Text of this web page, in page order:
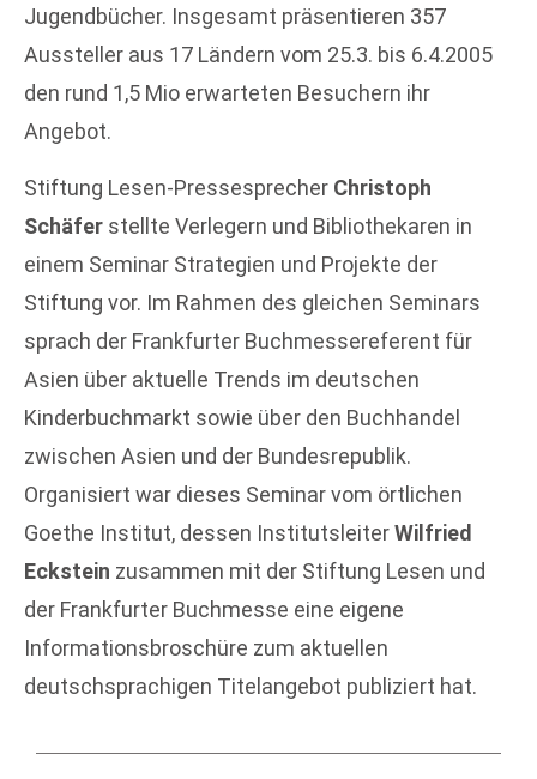
Jugendbücher. Insgesamt präsentieren 357
Aussteller aus 17 Ländern vom 25.3. bis 6.4.2005
den rund 1,5 Mio erwarteten Besuchern ihr
Angebot.
Stiftung Lesen-Pressesprecher Christoph
Schäfer stellte Verlegern und Bibliothekaren in
einem Seminar Strategien und Projekte der
Stiftung vor. Im Rahmen des gleichen Seminars
sprach der Frankfurter Buchmessereferent für
Asien über aktuelle Trends im deutschen
Kinderbuchmarkt sowie über den Buchhandel
zwischen Asien und der Bundesrepublik.
Organisiert war dieses Seminar vom örtlichen
Goethe Institut, dessen InstitutsleiterWilfried
Eckstein zusammen mit der Stiftung Lesen und
der Frankfurter Buchmesse eine eigene
Informationsbroschüre zum aktuellen
deutschsprachigen Titelangebot publiziert hat.